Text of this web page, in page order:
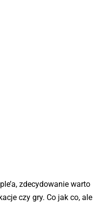
zdecydowanie warto
czy gry. Co jak co, ale